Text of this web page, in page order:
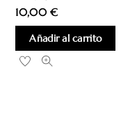
10,00€
Añadir al carrito